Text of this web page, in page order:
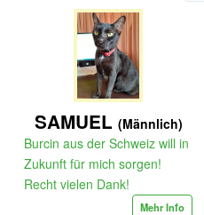
SAMUEL (Männlich)
Burcin aus der Schweiz will in
Zukunft für mich sorgen!
Recht vielen Dank!
Mehr Info